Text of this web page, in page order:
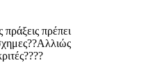
πρέπει